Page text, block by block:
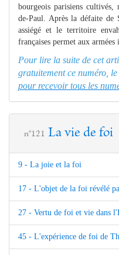
bourgeois parisiens cultivés,
de-Paul. Après la défaite de
assiégé et le territoire
françaises permet aux
Pour lire la suite de cet
gratuitement ce numéro,
pour recevoir tous les
n°121 La vie de foi
9 - La joie et la foi
17 - L'objet de la foi révélé
27 - Vertu de foi et vie dans
45 - L'expérience de foi de